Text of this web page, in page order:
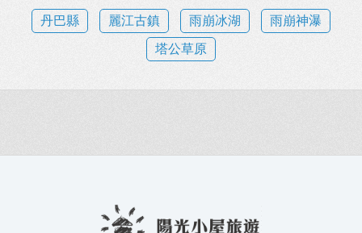
丹巴縣 麗江古鎮 雨崩冰湖 雨崩神瀑
塔公草原